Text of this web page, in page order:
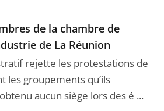
de la chambre de
de La Réunion
rejette les protestations de
les groupements qu’ils
aucun siège lors des é ...